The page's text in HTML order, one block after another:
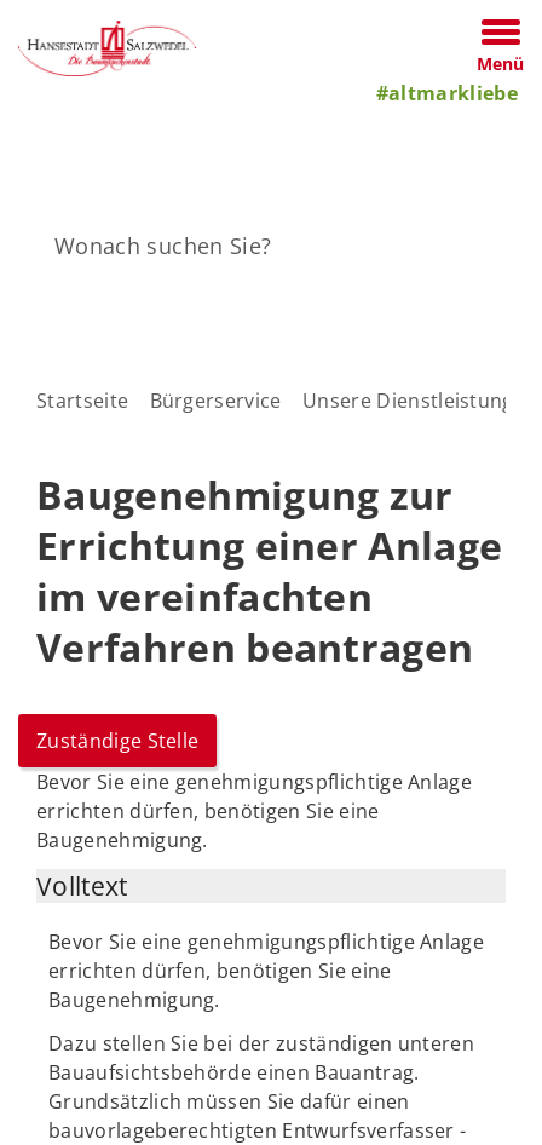
Menü
#altmarkliebe
Startseite Bürgerservice Unsere Dienstleistungen
Baugenehmigung zur
Errichtung einer Anlage
im vereinfachten
Verfahren beantragen
Zuständige Stelle
Bevor Sie eine genehmigungspflichtige Anlage
errichten dürfen, benötigen Sie eine
Baugenehmigung.
Volltext
Bevor Sie eine genehmigungspflichtige Anlage
errichten dürfen, benötigen Sie eine
Baugenehmigung.
Dazu stellen Sie bei der zuständigen unteren
Bauaufsichtsbehörde einen Bauantrag.
Grundsätzlich müssen Sie dafür einen
bauvorlageberechtigten Entwurfsverfasser -